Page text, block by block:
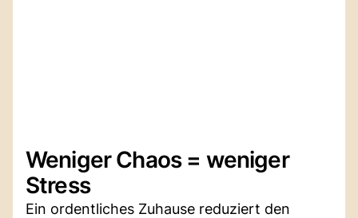
Weniger Chaos = weniger
Stress
Ein ordentliches Zuhause reduziert den